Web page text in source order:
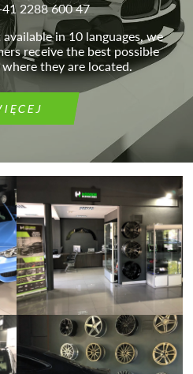
2288 600 47
in 10 languages, we
receive the best possible
they are located.